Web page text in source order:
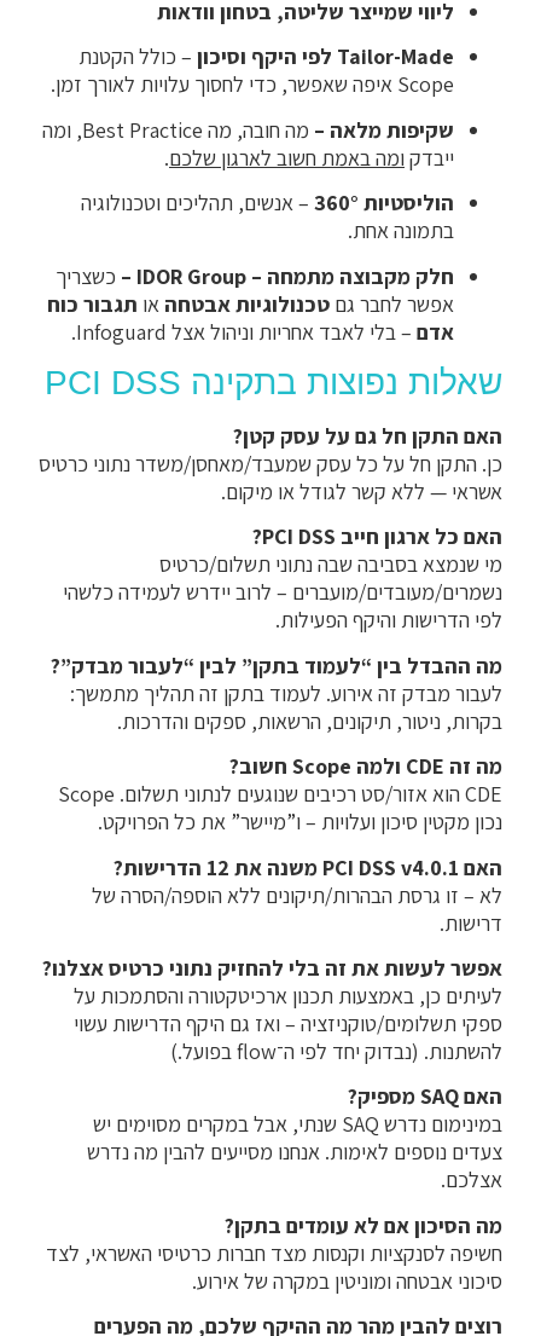
ליווי שמייצר שליטה, בטחון וודאות
Tailor-Made לפי היקף וסיכון
– כולל הקטנת
Scope איפה שאפשר, כדי לחסוך עלויות לאורך זמן.
שקיפות מלאה –
מה חובה, מה Best Practice, ומה
ייבדק ומה באמת חשוב לארגון שלכם.
הוליסטיות 360°
– אנשים, תהליכים וטכנולוגיה
בתמונה אחת.
חלק מקבוצה מתמחה – IDOR Group –
כשצריך
אפשר לחבר גם טכנולוגיות אבטחה או תגבור כוח
אדם – בלי לאבד אחריות וניהול אצל Infoguard.
שאלות נפוצות בתקינה PCI DSS
האם התקן חל גם על עסק קטן?
כן. התקן חל על כל עסק שמעבד/מאחסן/משדר נתוני כרטיס
אשראי — ללא קשר לגודל או מיקום.
האם כל ארגון חייב PCI DSS?
מי שנמצא בסביבה שבה נתוני תשלום/כרטיס
נשמרים/מעובדים/מועברים – לרוב יידרש לעמידה כלשהי
לפי הדרישות והיקף הפעילות.
מה ההבדל בין “לעמוד בתקן” לבין “לעבור מבדק”?
לעבור מבדק זה אירוע. לעמוד בתקן זה תהליך מתמשך:
בקרות, ניטור, תיקונים, הרשאות, ספקים והדרכות.
מה זה CDE ולמה Scope חשוב?
CDE הוא אזור/סט רכיבים שנוגעים לנתוני תשלום. Scope
נכון מקטין סיכון ועלויות – ו”מיישר” את כל הפרויקט.
האם PCI DSS v4.0.1 משנה את 12 הדרישות?
לא – זו גרסת הבהרות/תיקונים ללא הוספה/הסרה של
דרישות.
אפשר לעשות את זה בלי להחזיק נתוני כרטיס אצלנו?
לעיתים כן, באמצעות תכנון ארכיטקטורה והסתמכות על
ספקי תשלומים/טוקניזציה – ואז גם היקף הדרישות עשוי
להשתנות. (נבדוק יחד לפי ה־flow בפועל.)
האם SAQ מספיק?
במינימום נדרש SAQ שנתי, אבל במקרים מסוימים יש
צעדים נוספים לאימות. אנחנו מסייעים להבין מה נדרש
אצלכם.
מה הסיכון אם לא עומדים בתקן?
חשיפה לסנקציות וקנסות מצד חברות כרטיסי האשראי, לצד
סיכוני אבטחה ומוניטין במקרה של אירוע.
רוצים להבין מהר מה ההיקף שלכם, מה הפערים